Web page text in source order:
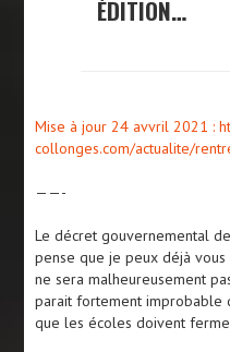
ÉDITION…
Mise à jour 24 avvril 2021 :
collonges.com/actualite/
——-
Le décret gouvernemental
pense que je peux déjà
ne sera malheureusement
parait fortement improbable
que les écoles doivent